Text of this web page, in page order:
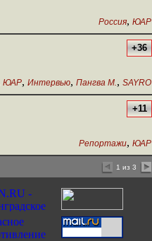
Россия, ЮАР
+36
ЮАР, Интервью, Пангва М., SAYRO
+11
Репортажи, ЮАР
1 из 3